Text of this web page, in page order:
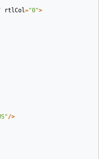
rtlCol="0">
/>